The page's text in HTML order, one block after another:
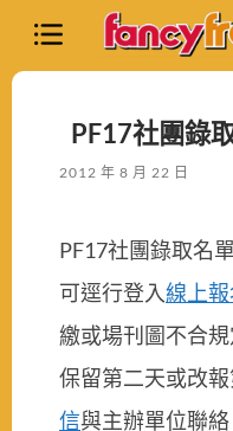
PF17社團錄
2012 年 8 月 22 日
PF17社團錄取名
可逕行登入線上
繳或場刊圖不合
保留第二天或改
信與主辦單位聯